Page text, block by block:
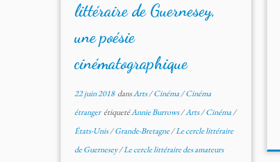
littéraire de Guernesey,
une poésie
cinématographique
22 juin 2018dansArts/Cinéma/Cinéma
étranger étiquetéAnnie Burrows/Arts/Cinéma/
États-Unis/Grande-Bretagne/Le cercle littéraire
de Guernesey/Le cercle littéraire des amateurs